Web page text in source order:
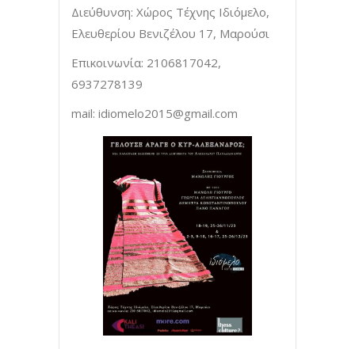
Διεύθυνση: Χώρος Τέχνης Ιδιόμελο,
Ελευθερίου Βενιζέλου 17, Μαρούσι
Επικοινωνία: 2106817042,
6937278139
mail: idiomelo2015@gmail.com